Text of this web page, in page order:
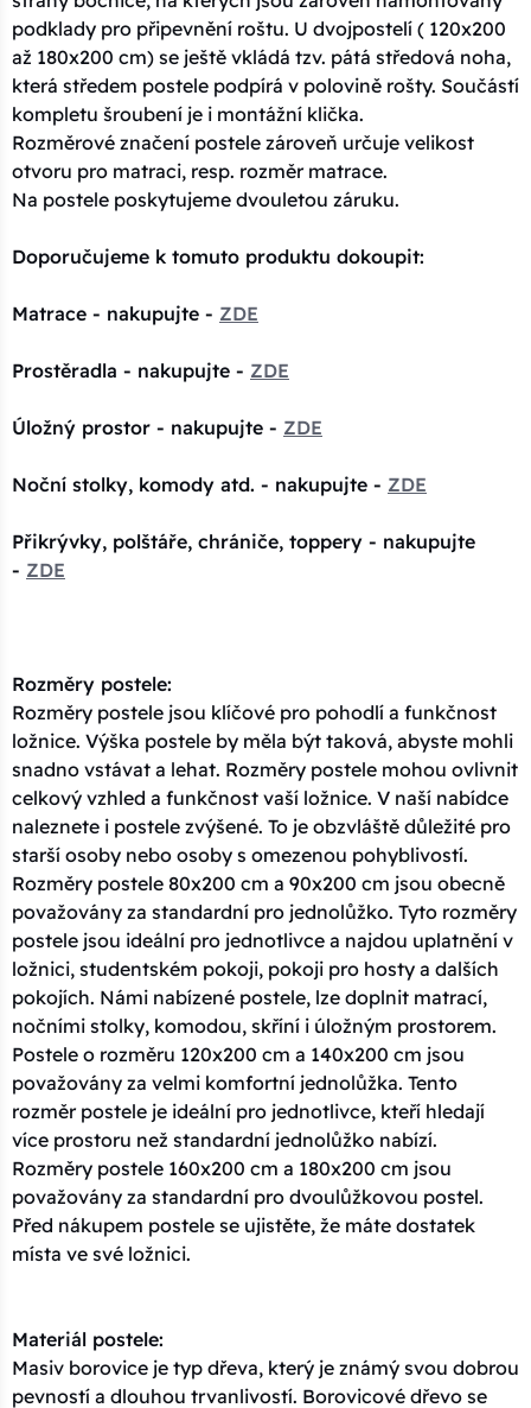
podklady pro připevnění roštu. U dvojpostelí ( 120x200
až 180x200 cm) se ještě vkládá tzv. pátá středová noha,
která středem postele podpírá v polovině rošty. Součástí
kompletu šroubení je i montážní klička.
Rozměrové značení postele zároveň určuje velikost
otvoru pro matraci, resp. rozměr matrace.
Na postele poskytujeme dvouletou záruku.
Doporučujeme k tomuto produktu dokoupit:
Matrace - nakupujte - ZDE
Prostěradla - nakupujte - ZDE
Úložný prostor - nakupujte - ZDE
Noční stolky, komody atd. - nakupujte - ZDE
Přikrývky, polštáře, chrániče, toppery - nakupujte
- ZDE
Rozměry postele:
Rozměry postele jsou klíčové pro pohodlí a funkčnost
ložnice. Výška postele by měla být taková, abyste mohli
snadno vstávat a lehat. Rozměry postele mohou ovlivnit
celkový vzhled a funkčnost vaší ložnice. V naší nabídce
naleznete i postele zvýšené. To je obzvláště důležité pro
starší osoby nebo osoby s omezenou pohyblivostí.
Rozměry postele 80x200 cm a 90x200 cm jsou obecně
považovány za standardní pro jednolůžko. Tyto rozměry
postele jsou ideální pro jednotlivce a najdou uplatnění v
ložnici, studentském pokoji, pokoji pro hosty a dalších
pokojích. Námi nabízené postele, lze doplnit matrací,
nočními stolky, komodou, skříní i úložným prostorem.
Postele o rozměru 120x200 cm a 140x200 cm jsou
považovány za velmi komfortní jednolůžka. Tento
rozměr postele je ideální pro jednotlivce, kteří hledají
více prostoru než standardní jednolůžko nabízí.
Rozměry postele 160x200 cm a 180x200 cm jsou
považovány za standardní pro dvoulůžkovou postel.
Před nákupem postele se ujistěte, že máte dostatek
místa ve své ložnici.
Materiál postele:
Masiv borovice je typ dřeva, který je známý svou dobrou
pevností a dlouhou trvanlivostí. Borovicové dřevo se